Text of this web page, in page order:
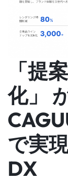
「提
化」
で実
DX